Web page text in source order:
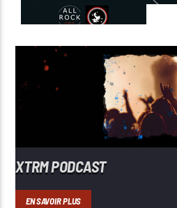
XTRM PODCAST
EN SAVOIR PLUS